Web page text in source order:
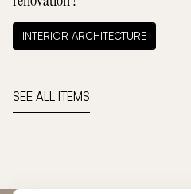
INTERIOR ARCHITECTURE
SEE ALL ITEMS